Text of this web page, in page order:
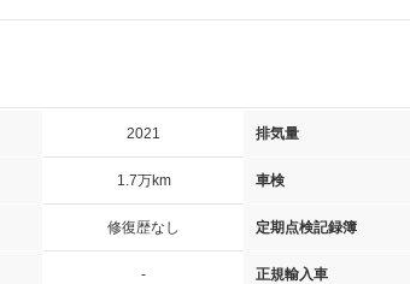
2021 排気量
1.7万km 車検
修復歴なし 定期点検記録簿
- 正規輸入車